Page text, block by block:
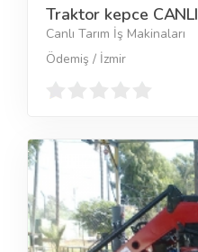
Traktor kepce CANLI
Canlı Tarım İş Makinaları
Ödemiş / İzmir